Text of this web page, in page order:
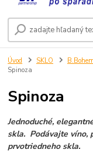
Úvod SKLO
Spinoza
Spinoza
Jednoduché,
skla. Podávajte víno,
prvotriedneho skla.